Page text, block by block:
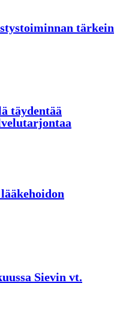
tärkein
täydentää
Sievin vt.